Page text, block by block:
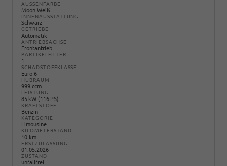
AUSSENFARBE
Moon Weiß
INNENAUSSTATTUNG
Schwarz
GETRIEBE
Automatik
ANTRIEBSACHSE
Frontantrieb
PARTIKELFILTER
1
SCHADSTOFFKLASSE
Euro 6
HUBRAUM
999 ccm
LEISTUNG
85 kW (116 PS)
KRAFTSTOFF
Benzin
KATEGORIE
Limousine
KILOMETERSTAND
10 km
ERSTZULASSUNG
01.05.2026
ZUSTAND
unfallfrei